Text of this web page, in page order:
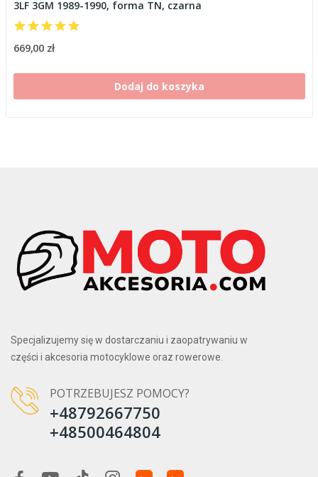
3LF 3GM 1989-1990, forma TN, czarna
669,00 zł
Dodaj do koszyka
Specjalizujemy się w dostarczaniu i zaopatrywaniu w
części i akcesoria motocyklowe oraz rowerowe.
POTRZEBUJESZ POMOCY?
+48792667750
+48500464804